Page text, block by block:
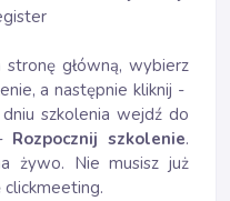
główną, wybierz
a następnie kliknij -
szkolenia wejdź do
Rozpocznij szkolenie.
żywo. Nie musisz już